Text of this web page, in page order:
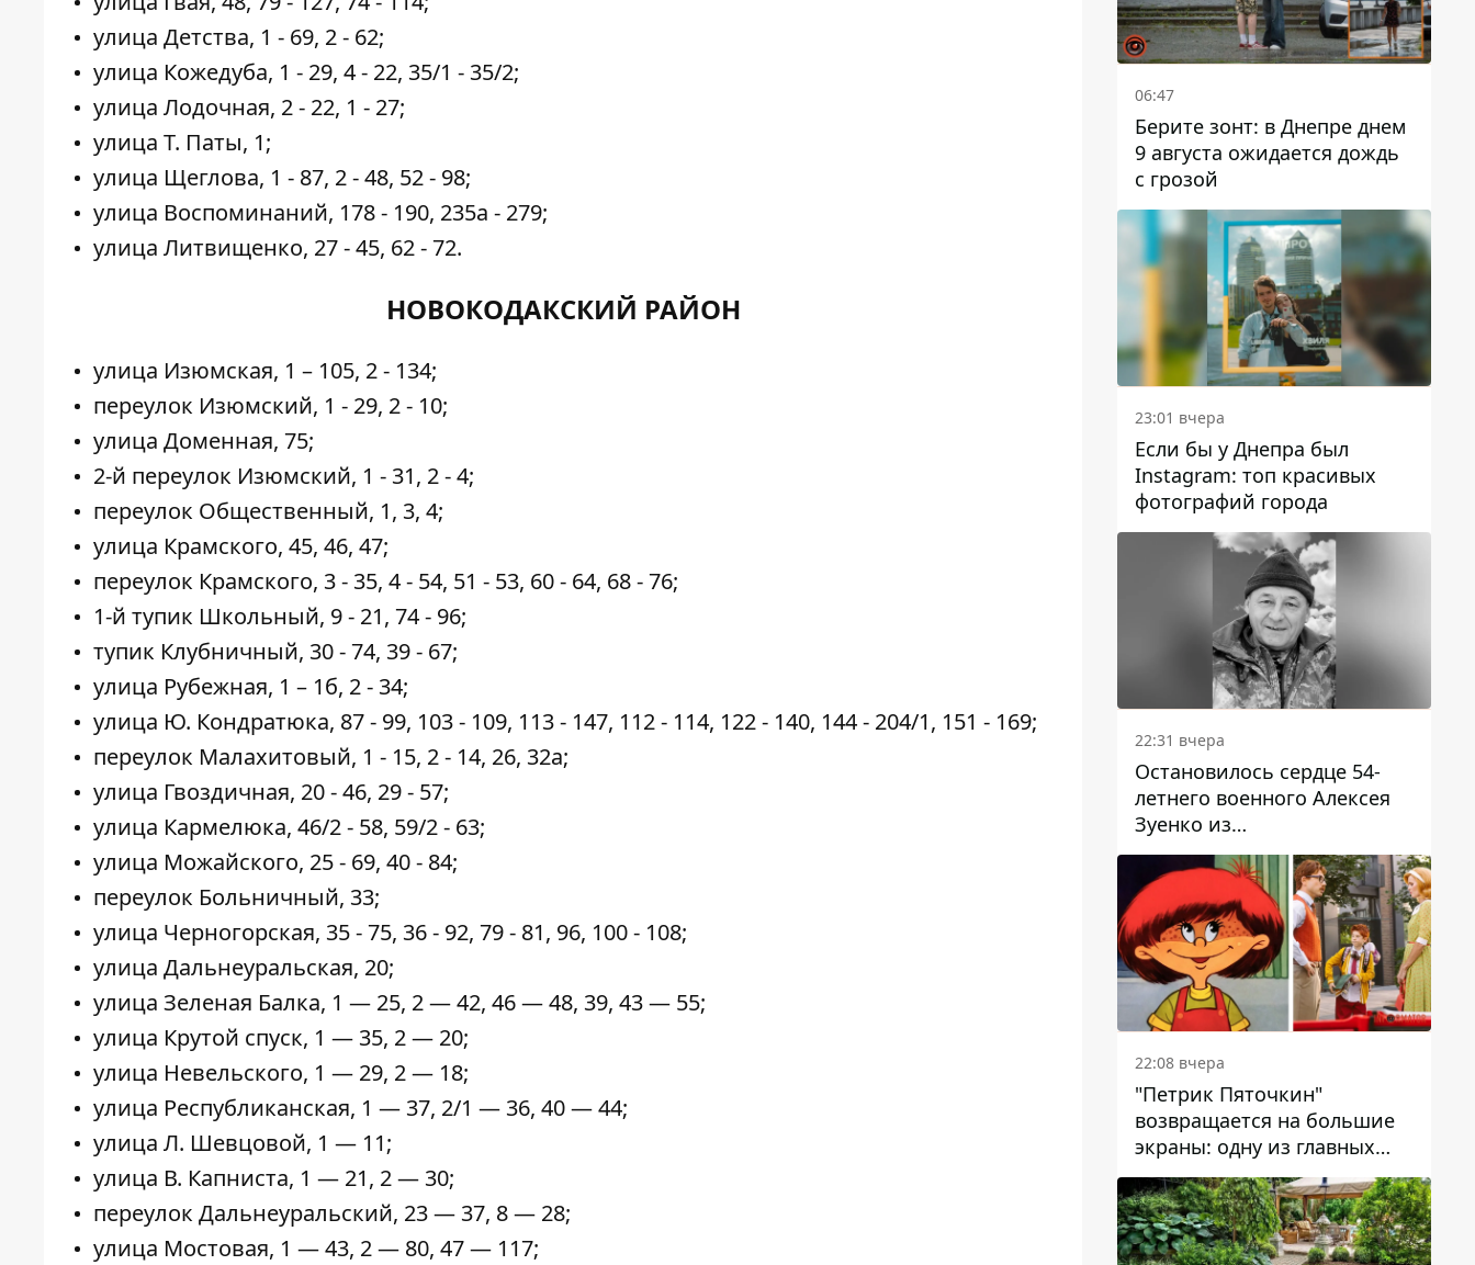
улица Детства, 1 - 69, 2 - 62;
улица Кожедуба, 1 - 29, 4 - 22, 35/1 - 35/2;
улица Лодочная, 2 - 22, 1 - 27;
улица Т. Паты, 1;
улица Щеглова, 1 - 87, 2 - 48, 52 - 98;
улица Воспоминаний, 178 - 190, 235а - 279;
улица Литвищенко, 27 - 45, 62 - 72.
НОВОКОДАКСКИЙ РАЙОН
улица Изюмская, 1 – 105, 2 - 134;
переулок Изюмский, 1 - 29, 2 - 10;
улица Доменная, 75;
2-й переулок Изюмский, 1 - 31, 2 - 4;
переулок Общественный, 1, 3, 4;
улица Крамского, 45, 46, 47;
переулок Крамского, 3 - 35, 4 - 54, 51 - 53, 60 - 64, 68 - 76;
1-й тупик Школьный, 9 - 21, 74 - 96;
тупик Клубничный, 30 - 74, 39 - 67;
улица Рубежная, 1 – 1б, 2 - 34;
улица Ю. Кондратюка, 87 - 99, 103 - 109, 113 - 147, 112 - 114, 122 - 140, 144 - 204/1, 151 - 169;
переулок Малахитовый, 1 - 15, 2 - 14, 26, 32а;
улица Гвоздичная, 20 - 46, 29 - 57;
улица Кармелюка, 46/2 - 58, 59/2 - 63;
улица Можайского, 25 - 69, 40 - 84;
переулок Больничный, 33;
улица Черногорская, 35 - 75, 36 - 92, 79 - 81, 96, 100 - 108;
улица Дальнеуральская, 20;
улица Зеленая Балка, 1 — 25, 2 — 42, 46 — 48, 39, 43 — 55;
улица Крутой спуск, 1 — 35, 2 — 20;
улица Невельского, 1 — 29, 2 — 18;
улица Республиканская, 1 — 37, 2/1 — 36, 40 — 44;
улица Л. Шевцовой, 1 — 11;
улица В. Капниста, 1 — 21, 2 — 30;
переулок Дальнеуральский, 23 — 37, 8 — 28;
улица Мостовая, 1 — 43, 2 — 80, 47 — 117;
06:47
Берите зонт: в Днепре днем ​​
9 августа ожидается дождь
с грозой
23:01 вчера
Если бы у Днепра был
Instagram: топ красивых
фотографий города
22:31 вчера
Остановилось сердце 54-
летнего военного Алексея
Зуенко из
Днепропетровской области
22:08 вчера
"Петрик Пяточкин"
возвращается на большие
экраны: одну из главных
ролей сыграет 9-летний
днепрянин Александр
Войтеховский